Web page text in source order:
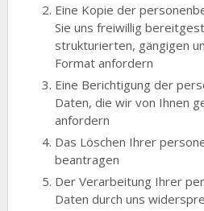
Eine Kopie der
Sie uns freiwillig
strukturierten, gängigen
Format anfordern
Eine Berichtigung der
Daten, die wir von Ihnen
anfordern
Das Löschen Ihrer
beantragen
Der Verarbeitung Ihrer
Daten durch uns